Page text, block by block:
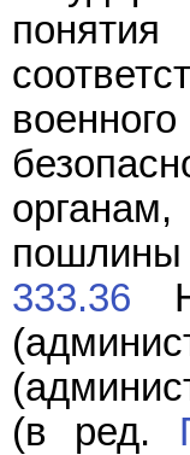
понятия
333.36
(в ред.